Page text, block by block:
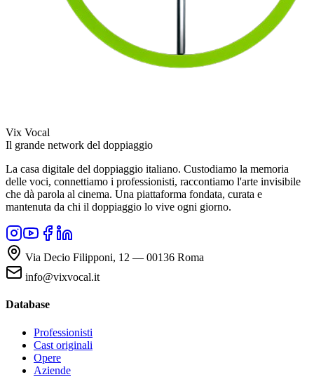
Vix Vocal
Il grande network del doppiaggio
La casa digitale del doppiaggio italiano. Custodiamo la memoria
delle voci, connettiamo i professionisti, raccontiamo l'arte invisibile
che dà parola al cinema. Una piattaforma fondata, curata e
mantenuta da chi il doppiaggio lo vive ogni giorno.
Via Decio Filipponi, 12 — 00136 Roma
info@vixvocal.it
Database
Professionisti
Cast originali
Opere
Aziende